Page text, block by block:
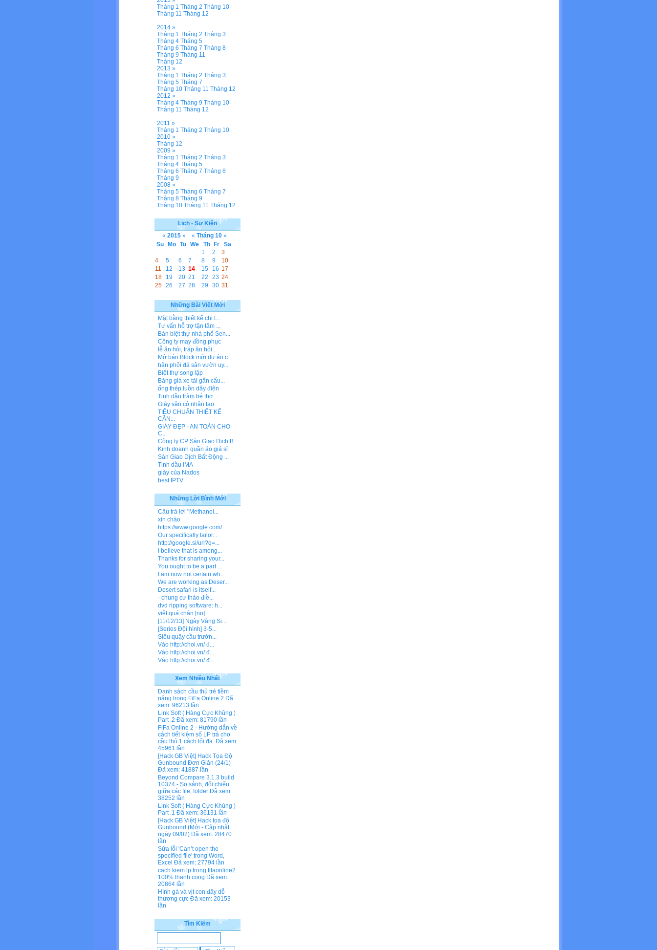
Tháng 1 Tháng 2 Tháng 10
Tháng 11 Tháng 12
2014 »
Tháng 1 Tháng 2 Tháng 3
Tháng 4 Tháng 5
Tháng 6 Tháng 7 Tháng 8
Tháng 9 Tháng 11
Tháng 12
2013 »
Tháng 1 Tháng 2 Tháng 3
Tháng 5 Tháng 7
Tháng 10 Tháng 11 Tháng 12
2012 »
Tháng 4 Tháng 9 Tháng 10
Tháng 11 Tháng 12
2011 »
Tháng 1 Tháng 2 Tháng 10
2010 »
Tháng 12
2009 »
Tháng 1 Tháng 2 Tháng 3
Tháng 4 Tháng 5
Tháng 6 Tháng 7 Tháng 8
Tháng 9
2008 »
Tháng 5 Tháng 6 Tháng 7
Tháng 8 Tháng 9
Tháng 10 Tháng 11 Tháng 12
Lịch - Sự Kiện
« 2015 » « Tháng 10 »
Su
Mo Tu We Th Fr
Sa
1
2
3
4
5 6 7 8 9
10
11
12 13 14 15 16 17
18
19 20 21 22 23 24
25 26 27 28 29 30 31
Những Bài Viết Mới
Mặt bằng thiết kế chi t...
Tư vấn hỗ trợ tận tâm ...
Bán biệt thự nhà phố Sen...
Công ty may đồng phục
lễ ăn hỏi, tráp ăn hỏi...
Mở bán Block mới dự án c...
hân phối đá sân vườn uy...
Biệt thự song lập
Bảng giá xe tải gắn cẩu...
ống thép luồn dây điện
Tinh dầu tràm bé thơ
Giày sân cỏ nhân tạo
TIÊU CHUẨN THIẾT KẾ
CĂN...
GIÀY ĐẸP - AN TOÀN CHO
C...
Công ty CP Sàn Giao Dịch B...
Kinh doanh quần áo giá sỉ
Sàn Giao Dịch Bất Động ...
Tinh dầu IMA
giày của Nados
best IPTV
Những Lời Bình Mới
Câu trả lời "Methanol...
xin chào
https://www.google.com/...
Our specifically tailor...
http://google.si/url?q=...
I believe that is among...
Thanks for sharing your...
You ought to be a part ...
I am now not certain wh...
We are working as Deser...
Desert safari is itself...
- chung cư thảo điề...
dvd ripping software: h...
viết quá chán [no]
[11/12/13] Ngày Vàng Si...
[Series Đội hình] 3-5...
Siêu quậy cầu trườn...
Vào http://choi.vn/ đ...
Vào http://choi.vn/ đ...
Vào http://choi.vn/ đ...
Xem Nhiều Nhất
Danh sách cầu thủ trẻ tiềm
năng trong FiFa Online 2 Đã
xem: 96213 lần
Link Soft ( Hàng Cực Khủng )
Part .2 Đã xem: 81790 lần
FiFa Online 2 - Hướng dẫn về
cách tiết kiệm số LP trả cho
cầu thủ 1 cách tối đa. Đã xem:
45961 lần
[Hack GB Việt] Hack Tọa Độ
Gunbound Đơn Giản (24/1)
Đã xem: 41887 lần
Beyond Compare 3.1.3 build
10374 - So sánh, đối chiếu
giữa các file, folder Đã xem:
38252 lần
Link Soft ( Hàng Cực Khủng )
Part .1 Đã xem: 36131 lần
[Hack GB Việt] Hack tọa độ
Gunbound (Mới - Cập nhật
ngày 09/02) Đã xem: 28470
lần
Sửa lỗi 'Can’t open the
specified file' trong Word,
Excel Đã xem: 27794 lần
cach kiem lp trong fifaonline2
100% thanh cong Đã xem:
20864 lần
Hình gà và vịt con đây dễ
thương cực Đã xem: 20153
lần
Tìm Kiếm